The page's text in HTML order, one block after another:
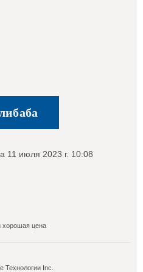
11 июля 2023 г. 10:08
хорошая цена
Технологии Inc.